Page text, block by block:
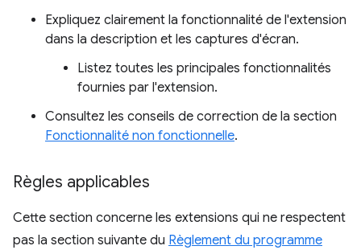
Expliquez clairement la fonctionnalité de l'extension
dans la description et les captures d'écran.
Listez toutes les principales fonctionnalités
fournies par l'extension.
Consultez les conseils de correction de la section
Fonctionnalité non fonctionnelle.
Règles applicables
Cette section concerne les extensions qui ne respectent
pas la section suivante du Règlement du programme